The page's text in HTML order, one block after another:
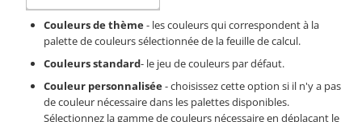
Couleurs de thème- les couleurs qui correspondent à la
palette de couleurs sélectionnée de la feuille de calcul.
Couleurs standard- le jeu de couleurs par défaut.
Couleur personnalisée- choisissez cette option si il n'y a pas
de couleur nécessaire dans les palettes disponibles.
Sélectionnez la gamme de couleurs nécessaire en déplaçant le